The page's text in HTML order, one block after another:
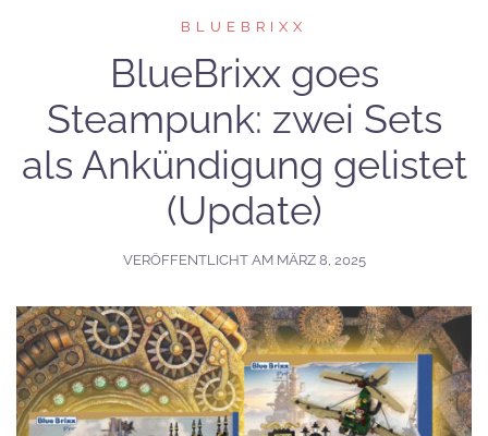
BLUEBRIXX
BlueBrixx goes
Steampunk: zwei Sets
als Ankündigung gelistet
(Update)
VERÖFFENTLICHT AM MÄRZ 8, 2025